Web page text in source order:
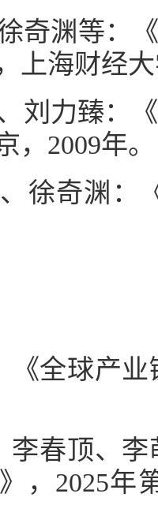
奇渊等：
上海财经
刘力臻：
，2009年。
徐奇渊：
《全球产
李春顶、
，2025年